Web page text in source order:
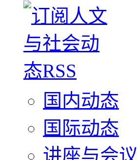
国内动态
国际动态
讲座与会议